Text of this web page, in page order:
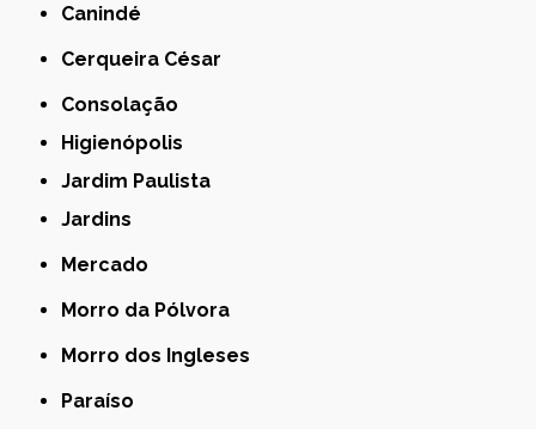
Canindé
Cerqueira César
Consolação
Higienópolis
Jardim Paulista
Jardins
Mercado
Morro da Pólvora
Morro dos Ingleses
Paraíso